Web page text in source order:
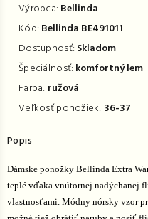
Výrobca: Bellinda
Kód: Bellinda BE491011
Dostupnosť: Skladom
Špeciálnosť: komfortný lem
Farba: ružová
Veľkosť ponožiek: 36-37
Popis
Dámske ponožky Bellinda Extra
teplé vďaka vnútornej nadýchanej
vlastnosťami. Módny nórsky vzor